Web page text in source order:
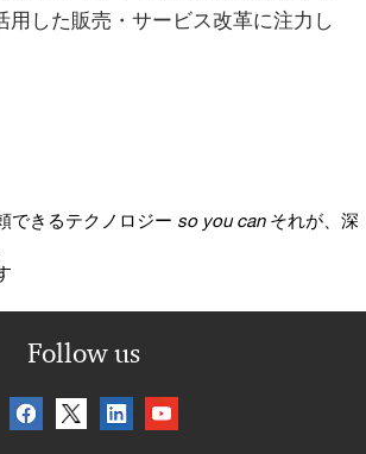
用した販売・サービス改革に注力し
できるテクノロジー so you can それが、深
Follow us